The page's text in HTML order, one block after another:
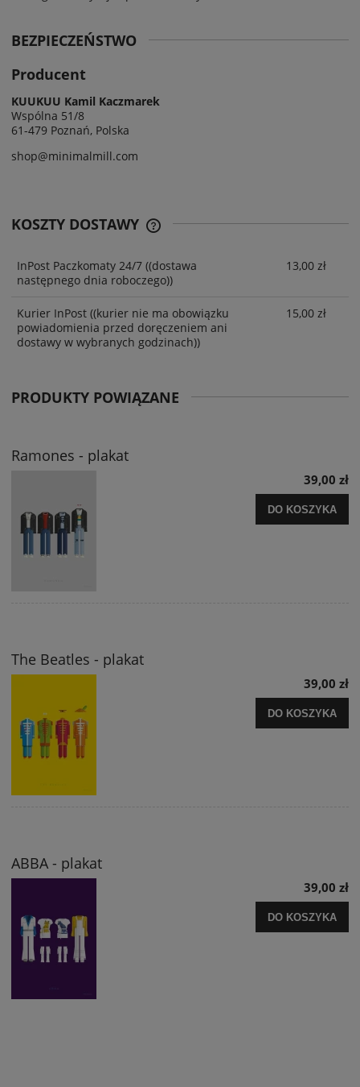
BEZPIECZEŃSTWO
Producent
KUUKUU Kamil Kaczmarek
Wspólna 51/8
61-479 Poznań, Polska
shop@minimalmill.com
KOSZTY DOSTAWY
InPost Paczkomaty 24/7 ((dostawa
następnego dnia roboczego))
13,00 zł
Kurier InPost ((kurier nie ma obowiązku
powiadomienia przed doręczeniem ani
dostawy w wybranych godzinach))
15,00 zł
PRODUKTY POWIĄZANE
Ramones - plakat
39,00 zł
DO KOSZYKA
The Beatles - plakat
39,00 zł
DO KOSZYKA
ABBA - plakat
39,00 zł
DO KOSZYKA